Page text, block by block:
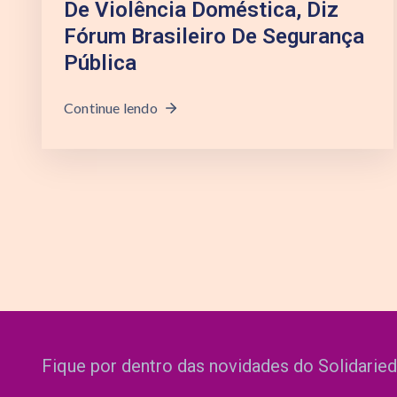
De Violência Doméstica, Diz
Fórum Brasileiro De Segurança
Pública
Continue lendo
Fique por dentro das novidades do